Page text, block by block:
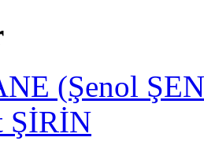
(Şenol
ŞİRİN